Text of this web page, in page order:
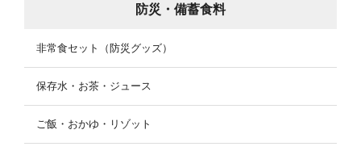
防災・備蓄食料
非常食セット（防災グッズ）
保存水・お茶・ジュース
ご飯・おかゆ・リゾット